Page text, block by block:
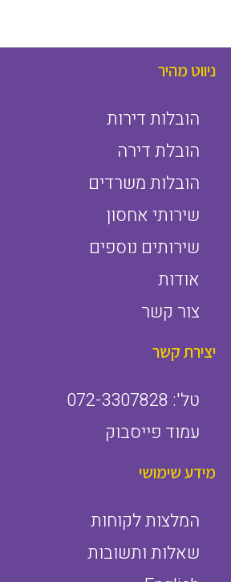
ניווט מהיר
הובלות דירות
הובלת דירה
הובלות משרדים
שירותי אחסון
שירותים נוספים
אודות
צור קשר
יצירת קשר
טל': 072-3307828
עמוד פייסבוק
מידע שימושי
המלצות לקוחות
שאלות ותשובות